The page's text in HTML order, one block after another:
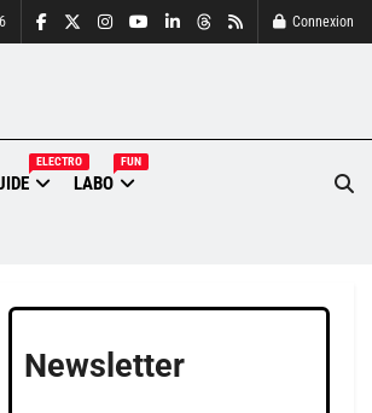
Connexion
ELECTRO
LABO
FUN
Newsletter